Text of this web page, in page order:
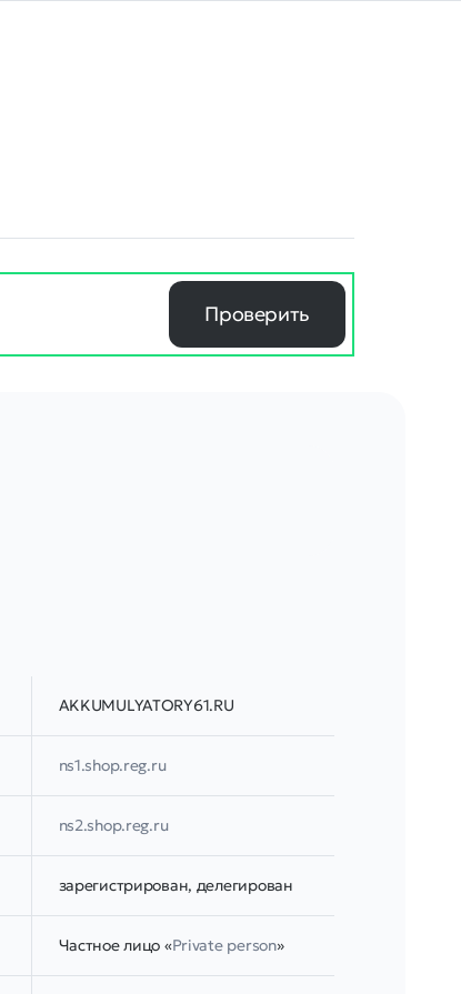
Проверить
AKKUMULYATORY61.RU
ns1.shop.reg.ru
ns2.shop.reg.ru
зарегистрирован, делегирован
Частное лицо «Private person»